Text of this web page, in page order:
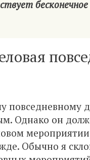
повседневному
Однако он
Обычно я